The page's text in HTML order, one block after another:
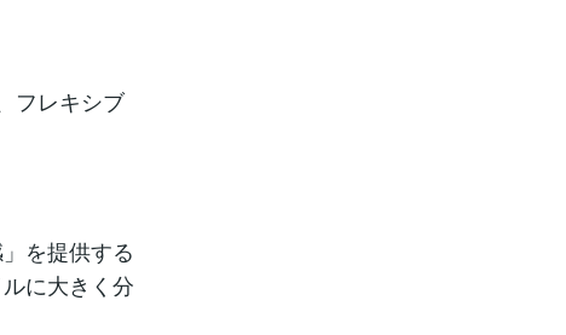
フレキシブ
を提供する
に大きく分